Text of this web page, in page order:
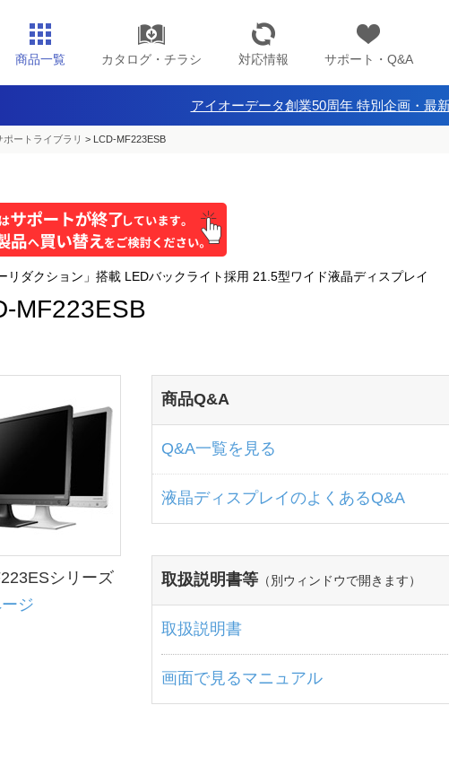
商品一覧 カタログ・チラシ 対応情報 サポート・Q&A
アイオーデータ創業50周年 特別企画・最
ポートライブラリ > LCD-MF223ESB
リダクション」搭載 LEDバックライト採用 21.5型ワイド液晶ディスプレイ
MF223ESB
シリーズ
ジ
商品Q&A
Q&A一覧を見る
液晶ディスプレイのよくあるQ&A
取扱説明書等 （別ウィンドウで開きます）
取扱説明書
画面で見るマニュアル